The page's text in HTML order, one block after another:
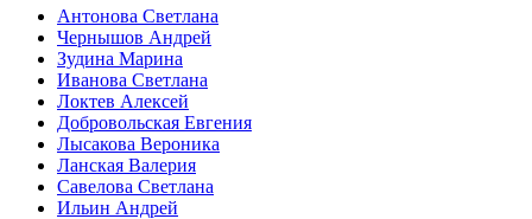
Антонова Светлана
Чернышов Андрей
Зудина Марина
Иванова Светлана
Локтев Алексей
Добровольская Евгения
Лысакова Вероника
Ланская Валерия
Савелова Светлана
Ильин Андрей